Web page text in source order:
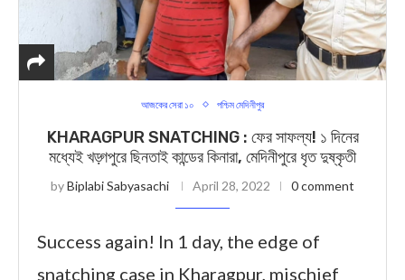
আজকের সেরা ১০ পশ্চিম মেদিনীপুর
KHARAGPUR SNATCHING : ফের সাফল্য! ১ দিনের
মধ্যেই খড়্গপুরে ছিনতাই কান্ডের কিনারা, মেদিনীপুরে ধৃত দুষ্কৃতী
byBiplabi Sabyasachi April 28, 2022 0 comment
Success again! In 1 day, the edge of
snatching case in Kharagpur, mischief